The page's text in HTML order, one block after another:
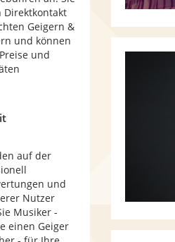
Direktkontakt
Geigern &
und können
und
auf der
und
Nutzer
Musiker -
einen Geiger